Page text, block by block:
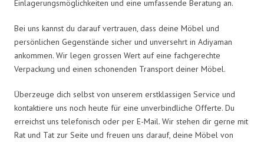
Einlagerungsmöglichkeiten und eine umfassende Beratung an.
Bei uns kannst du darauf vertrauen, dass deine Möbel und
persönlichen Gegenstände sicher und unversehrt in Adiyaman
ankommen. Wir legen grossen Wert auf eine fachgerechte
Verpackung und einen schonenden Transport deiner Möbel.
Überzeuge dich selbst von unserem erstklassigen Service und
kontaktiere uns noch heute für eine unverbindliche Offerte. Du
erreichst uns telefonisch oder per E-Mail. Wir stehen dir gerne mit
Rat und Tat zur Seite und freuen uns darauf, deine Möbel von